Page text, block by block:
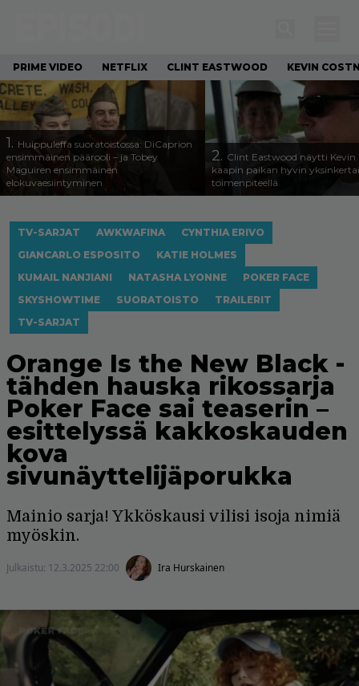
PRIME VIDEO NETFLIX CLINT EASTWOOD KEVIN
1. Huippuleffa suoratoistossa: DiCaprion
ensimmäinen päärooli – ja Tobey
Maguiren ensimmäinen
elokuvaesiintyminen
2. Clint Eastwood näytti Kevin
kaapin paikan hyvin
toimenpiteellä
TV-SARJAT AWKWAFINA
CYNTHIA ERIVO
GIANCARLO ESPOSITO
KATIE HOLMES
KUMAIL NANJIANI
NATASHA LYONNE
POKER FACE
SKYSHOWTIME
SUORATOISTO
TRAILERIT
TV-SARJAT
Orange Is the New Black -
tähden hauska rikossarja
Poker Face sai teaserin –
esittelyssä kakkoskauden
kova
sivunäyttelijäporukka
Mainio sarja! Ykköskausi vilisi isoja nimiä
myöskin.
Julkaistu: 12.3.2025 22:00 Ira Hurskainen